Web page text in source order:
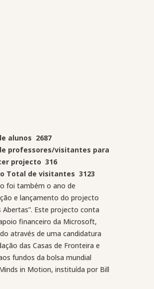
alunos 2687
professores/visitantes para
projecto 316
Total de visitantes 3123
foi também o ano de
e lançamento do projecto
Abertas”. Este projecto conta
financeiro da Microsoft,
através de uma candidatura
das Casas de Fronteira e
fundos da bolsa mundial
in Motion, instituída por Bill